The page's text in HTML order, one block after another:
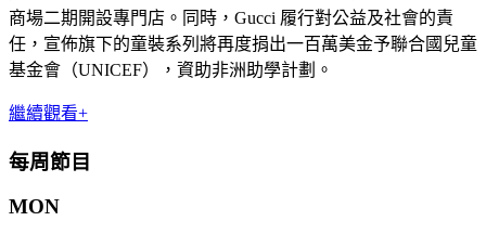
商場二期開設專門店。同時，Gucci 履行對公益及社會的責
任，宣佈旗下的童裝系列將再度捐出一百萬美金予聯合國兒童
基金會（UNICEF），資助非洲助學計劃。
繼續觀看+
每周節目
MON